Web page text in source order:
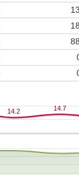
14.2
14.2 14.7
14.7